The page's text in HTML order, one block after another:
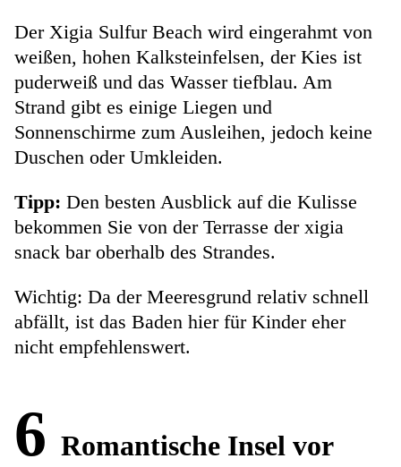
Der Xigia Sulfur Beach wird eingerahmt von
weißen, hohen Kalksteinfelsen, der Kies ist
puderweiß und das Wasser tiefblau. Am
Strand gibt es einige Liegen und
Sonnenschirme zum Ausleihen, jedoch keine
Duschen oder Umkleiden.
Tipp: Den besten Ausblick auf die Kulisse
bekommen Sie von der Terrasse der xigia
snack bar oberhalb des Strandes.
Wichtig: Da der Meeresgrund relativ schnell
abfällt, ist das Baden hier für Kinder eher
nicht empfehlenswert.
6 Romantische Insel vor